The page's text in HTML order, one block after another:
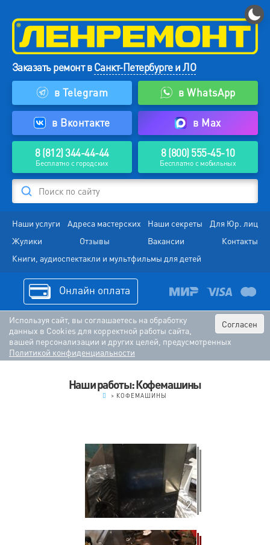
Заказать ремонт вСанкт-Петербурге и ЛО
в Telegram
в WhatsApp
в Вконтакте в Max
8 (812) 344-44-44
Бесплатно с городских
8 (800) 555-45-10
Бесплатно с мобильных
Поиск по сайту
Наши услуги Адреса мастерских Наши секреты
Для Юр. лиц
Жулики
Отзывы Вакансии
Контакты
Книги, аудиоспектакли и мультфильмы для детей
Онлайн оплата
Согласен
Используя сайт, вы соглашаетесь на обработку
данных в Cookies для корректной работы сайта,
вашей персонализации и других целей, предусмотренных
Политикой конфиденциальности
Наши работы: Кофемашины
> КОФЕМАШИНЫ
2